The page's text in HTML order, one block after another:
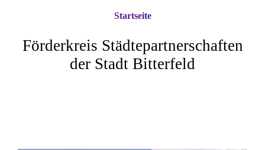
Förderkreis Städtepartnerschaften
der Stadt Bitterfeld
Startseite